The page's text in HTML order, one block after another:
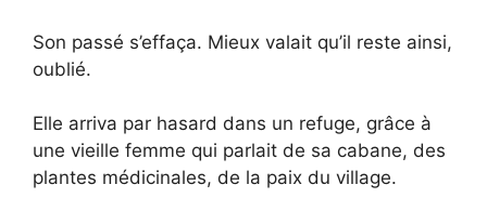
Son passé s’effaça. Mieux valait qu’il reste ainsi,
oublié.
Elle arriva par hasard dans un refuge, grâce à
une vieille femme qui parlait de sa cabane, des
plantes médicinales, de la paix du village.